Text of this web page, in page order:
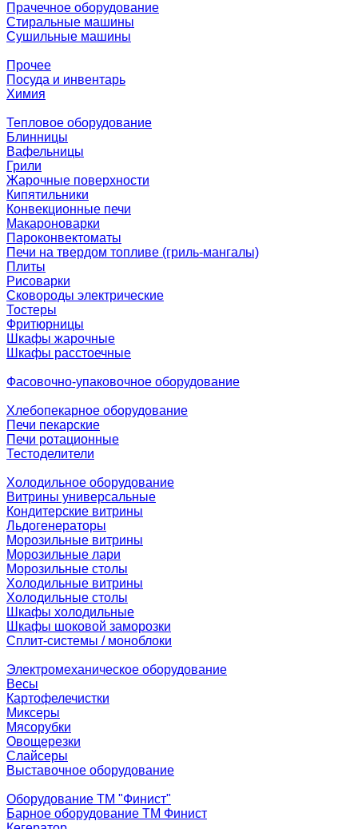
Прачечное оборудование
Стиральные машины
Сушильные машины
Прочее
Посуда и инвентарь
Химия
Тепловое оборудование
Блинницы
Вафельницы
Грили
Жарочные поверхности
Кипятильники
Конвекционные печи
Макароноварки
Пароконвектоматы
Печи на твердом топливе (гриль-мангалы)
Плиты
Рисоварки
Сковороды электрические
Тостеры
Фритюрницы
Шкафы жарочные
Шкафы расстоечные
Фасовочно-упаковочное оборудование
Хлебопекарное оборудование
Печи пекарские
Печи ротационные
Тестоделители
Холодильное оборудование
Витрины универсальные
Кондитерские витрины
Льдогенераторы
Морозильные витрины
Морозильные лари
Морозильные столы
Холодильные витрины
Холодильные столы
Шкафы холодильные
Шкафы шоковой заморозки
Сплит-системы / моноблоки
Электромеханическое оборудование
Весы
Картофелечистки
Миксеры
Мясорубки
Овощерезки
Слайсеры
Выставочное оборудование
Оборудование ТМ "Финист"
Барное оборудование ТМ Финист